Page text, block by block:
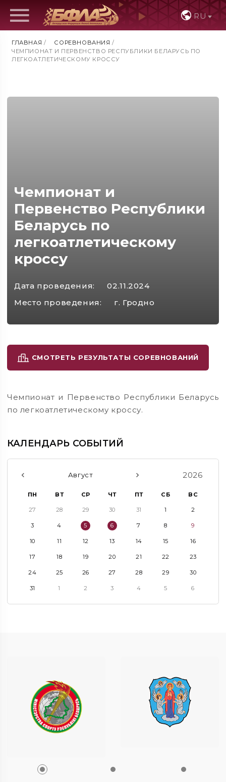
RU
ГЛАВНАЯ / СОРЕВНОВАНИЯ /
ЧЕМПИОНАТ И ПЕРВЕНСТВО РЕСПУБЛИКИ БЕЛАРУСЬ ПО
ЛЕГКОАТЛЕТИЧЕСКОМУ КРОССУ
Чемпионат и
Первенство Республики
Беларусь по
легкоатлетическому
кроссу
Дата проведения:
02.11.2024
Место проведения:
г. Гродно
СМОТРЕТЬ РЕЗУЛЬТАТЫ СОРЕВНОВАНИЙ
Чемпионат и Первенство Республики Беларусь
по легкоатлетическому кроссу.
КАЛЕНДАРЬ СОБЫТИЙ
Август 2026
ПН ВТ СР ЧТ ПТ СБ ВС
27 28 29 30 31 1 2
3 4 5 6 7 8 9
10 11 12 13 14 15 16
17 18 19 20 21 22 23
24 25 26 27 28 29 30
31 1 2 3 4 5 6